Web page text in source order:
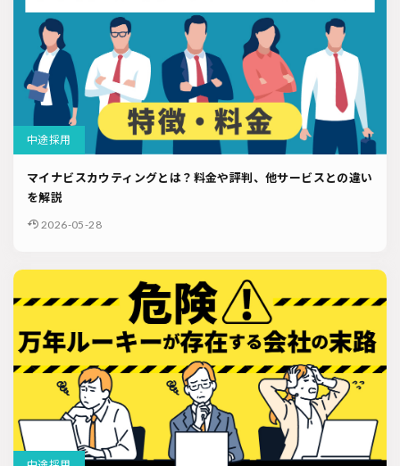
中途採用
マイナビスカウティングとは？料金や評判、他サービスとの違い
を解説
2026-05-28